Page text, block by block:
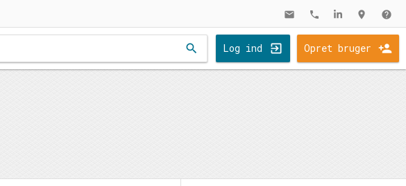
mail phone location_on help
search Log ind Opret bruger